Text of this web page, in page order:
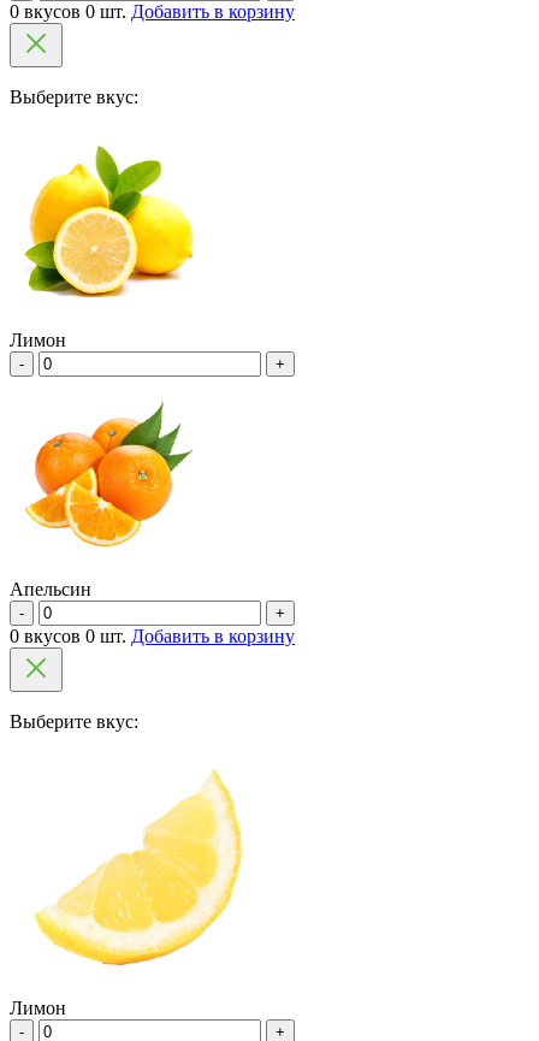
0 вкусов 0 шт. Добавить в корзину
Выберите вкус:
Лимон
- +
Апельсин
- +
0 вкусов 0 шт. Добавить в корзину
Выберите вкус:
Лимон
- +